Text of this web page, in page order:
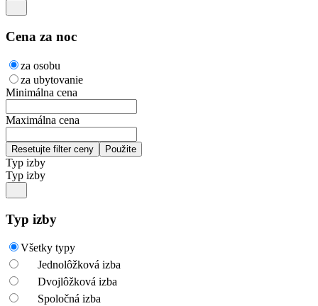
Cena za noc
za osobu
za ubytovanie
Minimálna cena
Maximálna cena
Typ izby
Typ izby
Typ izby
Všetky typy
Jednolôžková izba
Dvojlôžková izba
Spoločná izba